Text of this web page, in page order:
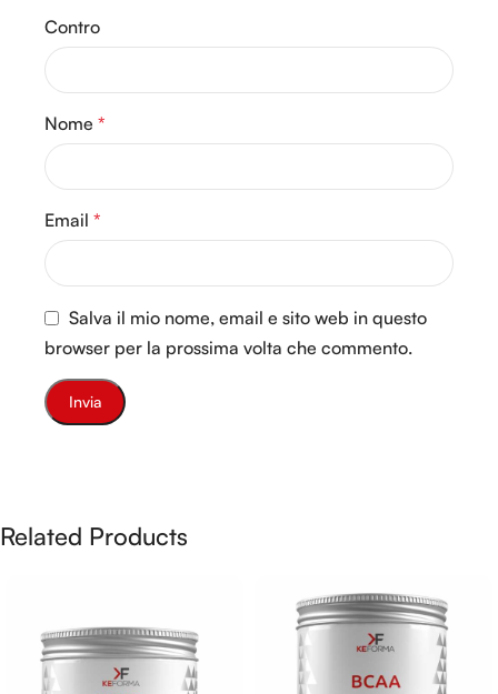
Contro
Nome *
Email *
Salva il mio nome, email e sito web in questo
browser per la prossima volta che commento.
Related Products